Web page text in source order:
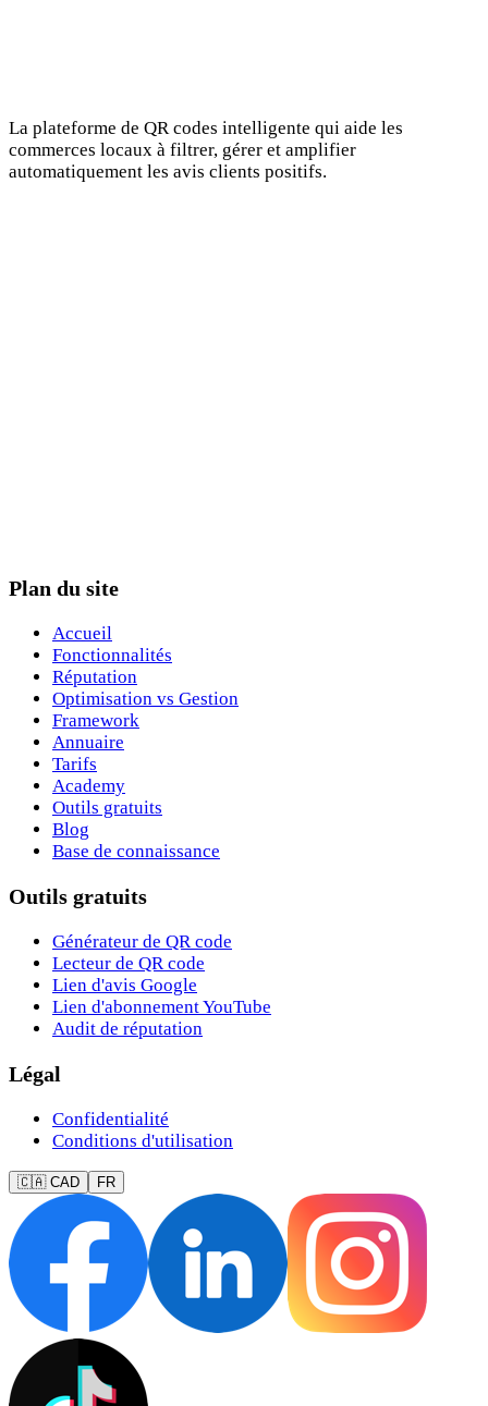
La plateforme de QR codes intelligente qui aide les
commerces locaux à filtrer, gérer et amplifier
automatiquement les avis clients positifs.
Plan du site
Accueil
Fonctionnalités
Réputation
Optimisation vs Gestion
Framework
Annuaire
Tarifs
Academy
Outils gratuits
Blog
Base de connaissance
Outils gratuits
Générateur de QR code
Lecteur de QR code
Lien d'avis Google
Lien d'abonnement YouTube
Audit de réputation
Légal
Confidentialité
Conditions d'utilisation
🇨🇦 CAD FR